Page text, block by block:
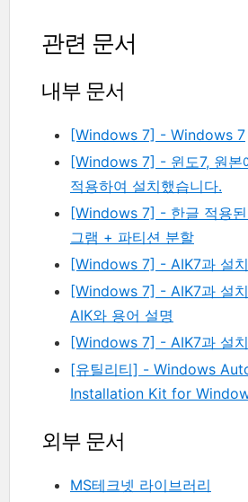
관련 문서
내부 문서
[Windows 7] - Windows 7
[Windows 7] - 윈도7, 원본
적용하여 설치했습니다.
[Windows 7] - 한글 적용
그램 + 파티션 분할
[Windows 7] - AIK7과 설
[Windows 7] - AIK7과 설
AIK와 용어 설명
[Windows 7] - AIK7과 설
[유틸리티] - Windows
Installation Kit for
외부 문서
MS테크넷 라이브러리